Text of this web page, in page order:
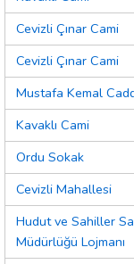
Cevizli Çınar Cami
Cevizli Çınar Cami
Mustafa Kemal
Kavaklı Cami
Ordu Sokak
Cevizli Mahallesi
Hudut ve Sahiller
Müdürlüğü Lojmanı